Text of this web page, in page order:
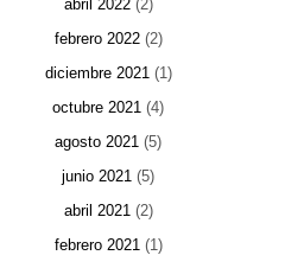
abril 2022(2)
febrero 2022(2)
diciembre 2021(1)
octubre 2021 (4)
agosto 2021 (5)
junio 2021 (5)
abril 2021(2)
febrero 2021(1)